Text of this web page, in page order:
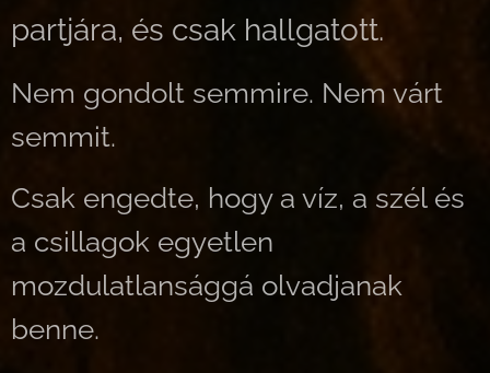
partjára, és csak hallgatott.
Nem gondolt semmire. Nem várt
semmit.
Csak engedte, hogy a víz, a szél és
a csillagok egyetlen
mozdulatlansággá olvadjanak
benne.